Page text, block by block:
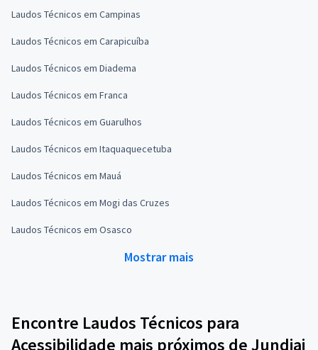
Laudos Técnicos em Campinas
Laudos Técnicos em Carapicuíba
Laudos Técnicos em Diadema
Laudos Técnicos em Franca
Laudos Técnicos em Guarulhos
Laudos Técnicos em Itaquaquecetuba
Laudos Técnicos em Mauá
Laudos Técnicos em Mogi das Cruzes
Laudos Técnicos em Osasco
Mostrar mais
Encontre Laudos Técnicos para
Acessibilidade mais próximos de Jundiai